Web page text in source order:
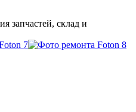
запчастей, склад и